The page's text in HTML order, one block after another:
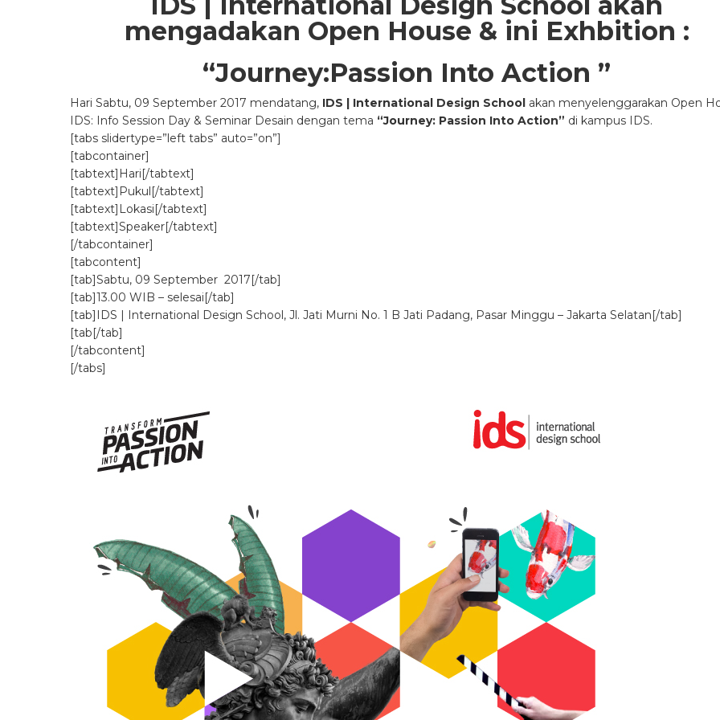
mengadakan Open House & ini Exhbition :
“Journey:Passion Into Action ”
Hari Sabtu, 09 September 2017 mendatang, IDS | International Design School akan menyelenggarakan Open
IDS: Info Session Day & Seminar Desain dengan tema “Journey: Passion Into Action” di kampus IDS.
[tabs slidertype=”left tabs” auto=”on”]
[tabcontainer]
[tabtext]Hari[/tabtext]
[tabtext]Pukul[/tabtext]
[tabtext]Lokasi[/tabtext]
[tabtext]Speaker[/tabtext]
[/tabcontainer]
[tabcontent]
[tab]Sabtu, 09 September 2017[/tab]
[tab]13.00 WIB – selesai[/tab]
[tab]IDS | International Design School, Jl. Jati Murni No. 1 B Jati Padang, Pasar Minggu – Jakarta Selatan[/tab]
[tab[/tab]
[/tabcontent]
[/tabs]